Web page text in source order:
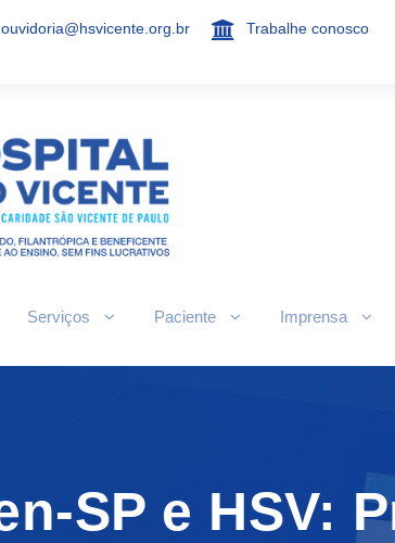
ouvidoria@hsvicente.org.br Trabalhe conosco
Serviços Paciente Imprensa
SP e HSV: